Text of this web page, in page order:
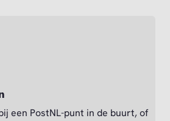
een PostNL-punt in de buurt, of